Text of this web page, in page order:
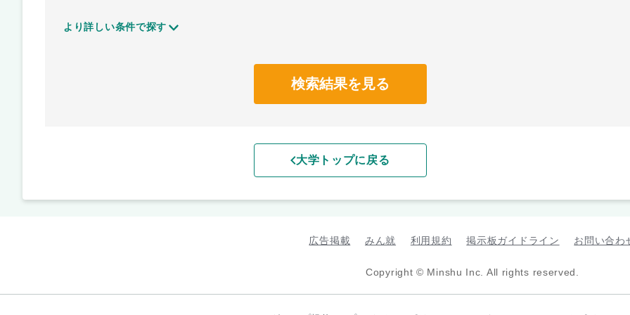
より詳しい条件で探す
検索結果を見る
大学トップに戻る
広告掲載 みん就 利用規約 掲示板ガイドライン お問い合わ
Copyright © Minshu Inc. All rights reserved.